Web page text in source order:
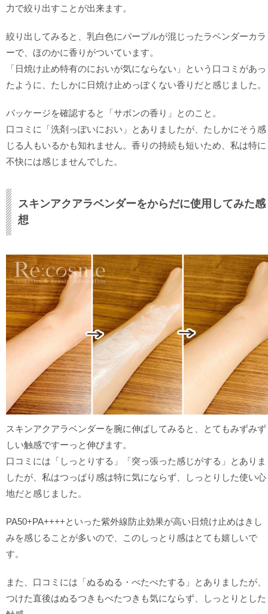
力で絞り出すことが出来ます。
絞り出してみると、乳白色にパープルが混じったラベンダーカラ
ーで、ほのかに香りがついています。
「日焼け止め特有のにおいが気にならない」という口コミがあっ
たように、たしかに日焼け止めっぽくない香りだと感じました。
パッケージを確認すると「サボンの香り」とのこと。
口コミに「洗剤っぽいにおい」とありましたが、たしかにそう感
じる人もいるかも知れません。香りの持続も短いため、私は特に
不快には感じませんでした。
スキンアクアラベンダーをからだに使用してみた感
想
スキンアクアラベンダーを腕に伸ばしてみると、とてもみずみず
しい触感ですーっと伸びます。
口コミには「しっとりする」「突っ張った感じがする」とありま
したが、私はつっぱり感は特に気にならず、しっとりした使い心
地だと感じました。
PA50+PA++++といった紫外線防止効果が高い日焼け止めはきし
みを感じることが多いので、このしっとり感はとても嬉しいで
す。
また、口コミには「ぬるぬる・べたべたする」とありましたが、
つけた直後はぬるつきもべたつきも気にならず、しっとりとした